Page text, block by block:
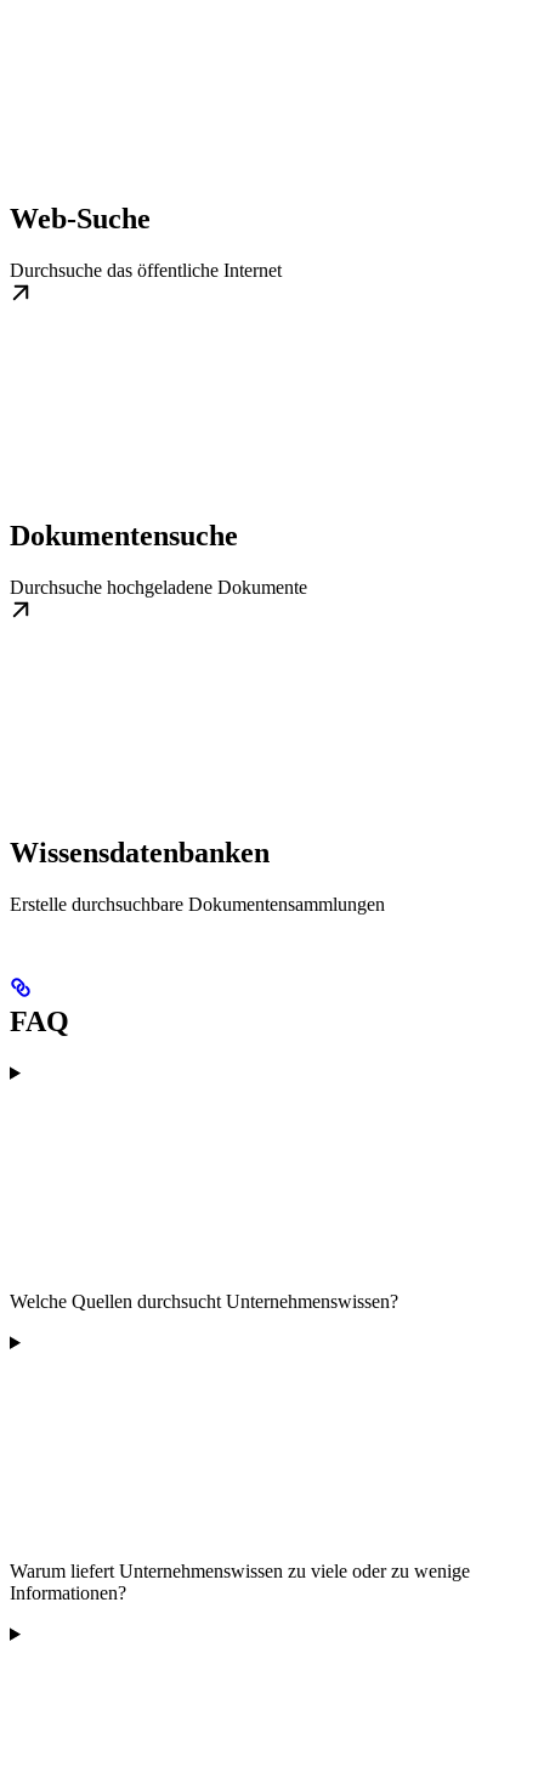
Web-Suche
Durchsuche das öffentliche Internet
Dokumentensuche
Durchsuche hochgeladene Dokumente
Wissensdatenbanken
Erstelle durchsuchbare Dokumentensammlungen
FAQ
Welche Quellen durchsucht Unternehmenswissen?
Warum liefert Unternehmenswissen zu viele oder zu wenige
Informationen?